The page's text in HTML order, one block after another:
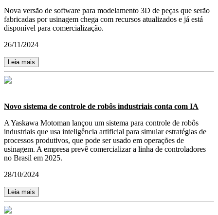
Nova versão de software para modelamento 3D de peças que serão
fabricadas por usinagem chega com recursos atualizados e já está
disponível para comercialização.
26/11/2024
Leia mais
Novo sistema de controle de robôs industriais conta com IA
A Yaskawa Motoman lançou um sistema para controle de robôs
industriais que usa inteligência artificial para simular estratégias de
processos produtivos, que pode ser usado em operações de
usinagem. A empresa prevê comercializar a linha de controladores
no Brasil em 2025.
28/10/2024
Leia mais